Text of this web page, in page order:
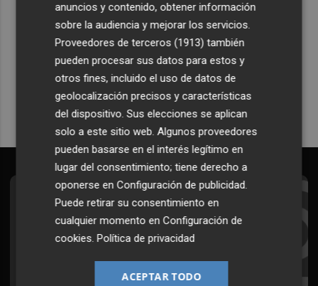
Recibe toda la actualidad de
Plaza Podcast en tu correo
Quiero suscribirme
Suscríbete al Boletín
Todos los días a primera hora en tu email
¡Quiero suscribirme!
anuncios y contenido, obtener información
sobre la audiencia y mejorar los servicios.
Proveedores de terceros (1913) también
pueden procesar sus datos para estos y
otros fines, incluido el uso de datos de
geolocalización precisos y características
del dispositivo. Sus elecciones se aplican
solo a este sitio web. Algunos proveedores
pueden basarse en el interés legítimo en
lugar del consentimiento; tiene derecho a
oponerse enConfiguración de publicidad.
Puede retirar su consentimiento en
cualquier momento enConfiguración de
cookies.Política de privacidad
ACEPTAR TODO